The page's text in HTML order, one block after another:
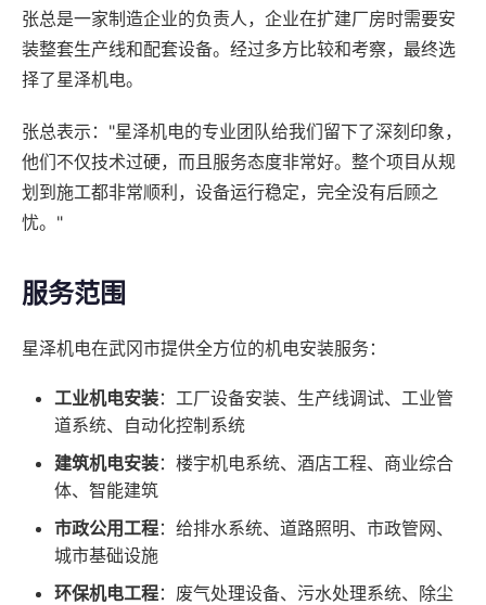
张总是一家制造企业的负责人，企业在扩建厂房时需要安
装整套生产线和配套设备。经过多方比较和考察，最终选
择了星泽机电。
张总表示："星泽机电的专业团队给我们留下了深刻印象，
他们不仅技术过硬，而且服务态度非常好。整个项目从规
划到施工都非常顺利，设备运行稳定，完全没有后顾之
忧。"
服务范围
星泽机电在武冈市提供全方位的机电安装服务：
工业机电安装：工厂设备安装、生产线调试、工业管
道系统、自动化控制系统
建筑机电安装：楼宇机电系统、酒店工程、商业综合
体、智能建筑
市政公用工程：给排水系统、道路照明、市政管网、
城市基础设施
环保机电工程：废气处理设备、污水处理系统、除尘